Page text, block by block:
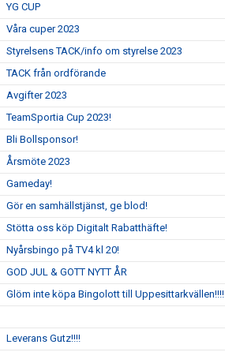
YG CUP
Våra cuper 2023
Styrelsens TACK/info om styrelse 2023
TACK från ordförande
Avgifter 2023
TeamSportia Cup 2023!
Bli Bollsponsor!
Årsmöte 2023
Gameday!
Gör en samhällstjänst, ge blod!
Stötta oss köp Digitalt Rabatthäfte!
Nyårsbingo på TV4 kl 20!
GOD JUL & GOTT NYTT ÅR
Glöm inte köpa Bingolott till Uppesittarkvällen!!!!
Leverans Gutz!!!!